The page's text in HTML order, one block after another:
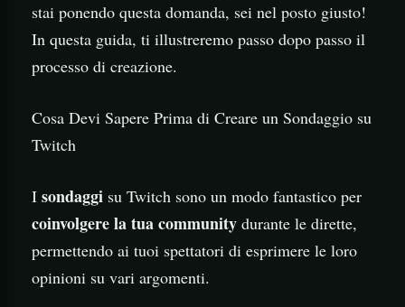
stai ponendo questa domanda, sei nel posto giusto!
In questa guida, ti illustreremo passo dopo passo il
processo di creazione.
Cosa Devi Sapere Prima di Creare un Sondaggio su
Twitch
I sondaggi su Twitch sono un modo fantastico per
coinvolgere la tua community durante le dirette,
permettendo ai tuoi spettatori di esprimere le loro
opinioni su vari argomenti.